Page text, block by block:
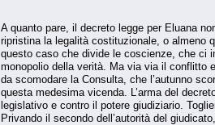
A quanto pare, il decreto legge per Eluana
ripristina la legalità costituzionale, o almeno
questo caso che divide le coscienze, che ci
monopolio della verità. Ma via via il conflitto
da scomodare la Consulta, che l’autunno
questa medesima vicenda. L’arma del
legislativo e contro il potere giudiziario.
Privando il secondo dell’autorità del